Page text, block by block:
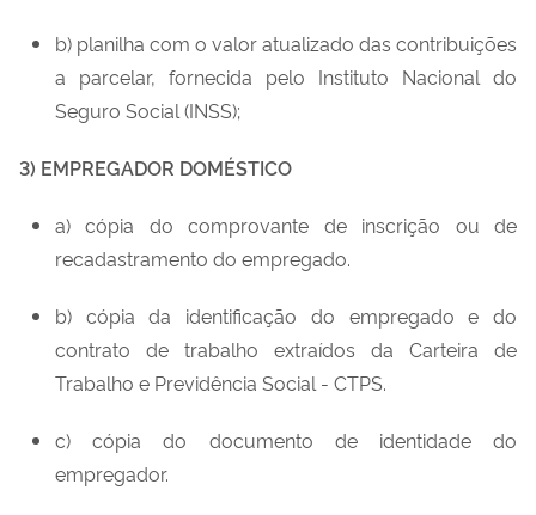
b) planilha com o valor atualizado das contribuições
a parcelar, fornecida pelo Instituto Nacional do
Seguro Social (INSS);
3) EMPREGADOR DOMÉSTICO
a) cópia do comprovante de inscrição ou de
recadastramento do empregado.
b) cópia da identificação do empregado e do
contrato de trabalho extraídos da Carteira de
Trabalho e Previdência Social - CTPS.
c) cópia do documento de identidade do
empregador.